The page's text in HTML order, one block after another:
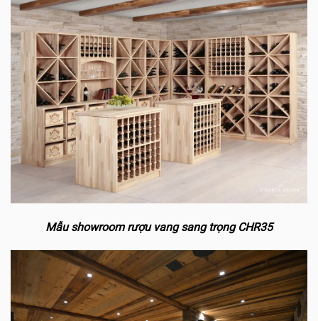
Mẫu showroom rượu vang sang trọng CHR35